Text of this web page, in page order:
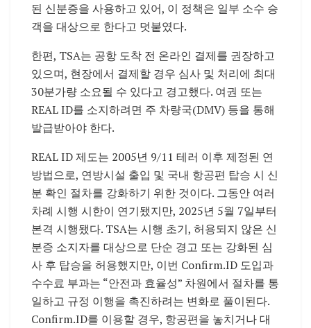
된 신분증을 사용하고 있어, 이 정책은 일부 소수 승
객을 대상으로 한다고 덧붙였다.
한편, TSA는 공항 도착 전 온라인 결제를 권장하고
있으며, 현장에서 결제할 경우 심사 및 처리에 최대
30분가량 소요될 수 있다고 경고했다. 여권 또는
REAL ID를 소지하려면 주 차량국(DMV) 등을 통해
발급받아야 한다.
REAL ID 제도는 2005년 9/11 테러 이후 제정된 연
방법으로, 연방시설 출입 및 국내 항공편 탑승 시 신
분 확인 절차를 강화하기 위한 것이다. 그동안 여러
차례 시행 시한이 연기됐지만, 2025년 5월 7일부터
본격 시행됐다. TSA는 시행 초기, 허용되지 않은 신
분증 소지자를 대상으로 단순 경고 또는 강화된 심
사 후 탑승을 허용했지만, 이번 Confirm.ID 도입과
수수료 부과는 “안전과 효율성” 차원에서 절차를 통
일하고 규정 이행을 촉진하려는 변화로 풀이된다.
Confirm.ID를 이용할 경우, 항공편을 놓치거나 대